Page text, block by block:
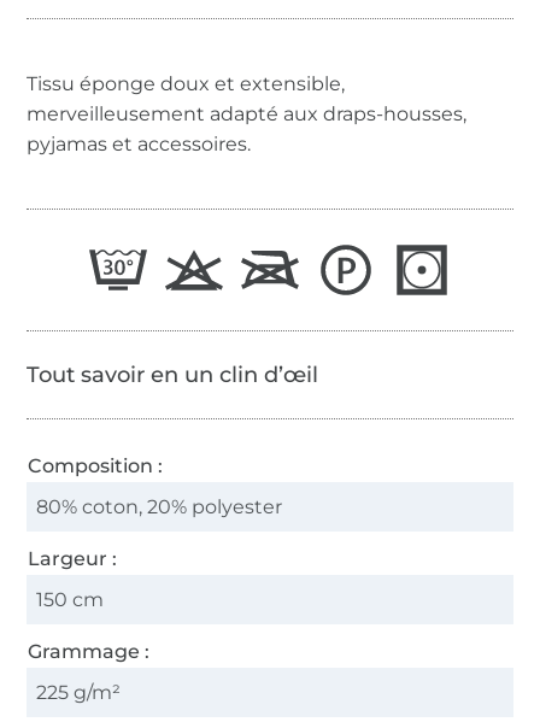
Tissu éponge doux et extensible,
merveilleusement adapté aux draps-housses,
pyjamas et accessoires.
Tout savoir en un clin d’œil
Composition :
80% coton, 20% polyester
Largeur :
150 cm
Grammage :
225 g/m²